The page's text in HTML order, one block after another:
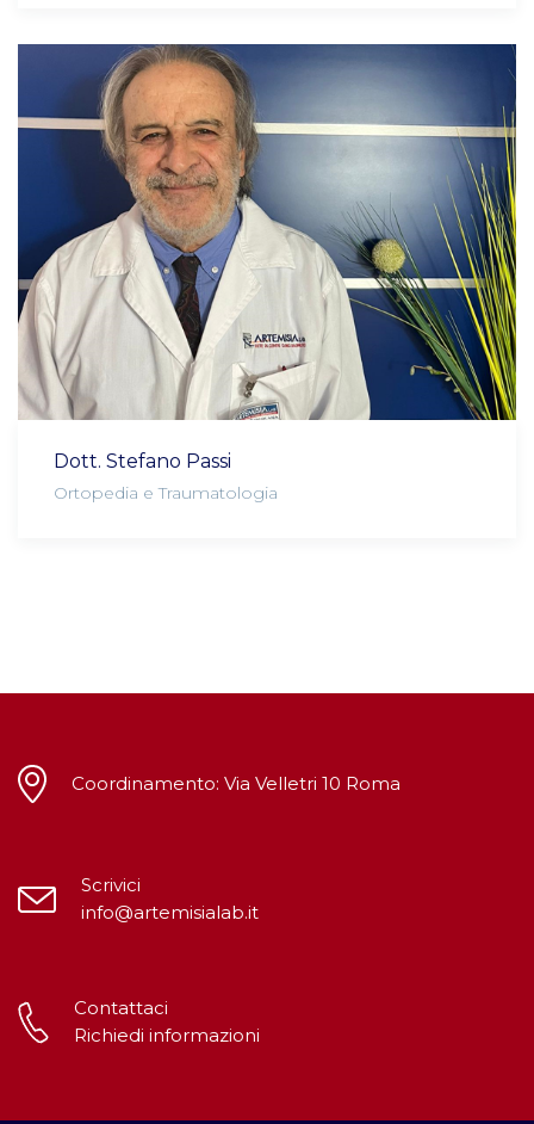
Dott. Stefano Passi
Ortopedia e Traumatologia
Coordinamento: Via Velletri 10 Roma
Scrivici
info@artemisialab.it
Contattaci
Richiedi informazioni